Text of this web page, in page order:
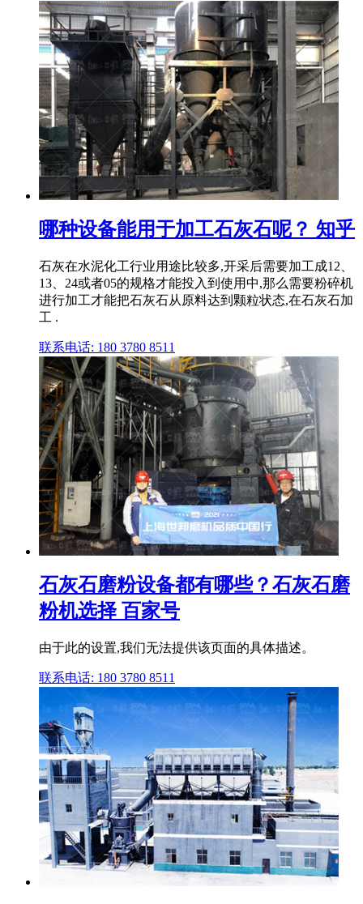
哪种设备能用于加工石灰石呢？ 知乎
石灰在水泥化工行业用途比较多,开采后需要加工成12、
13、24或者05的规格才能投入到使用中,那么需要粉碎机
进行加工才能把石灰石从原料达到颗粒状态,在石灰石加
工 .
联系电话: 180 3780 8511
石灰石磨粉设备都有哪些？石灰石磨
粉机选择 百家号
由于此的设置,我们无法提供该页面的具体描述。
联系电话: 180 3780 8511